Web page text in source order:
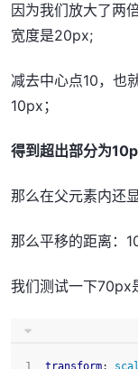
因为我们放大了两
宽度是20px;
减去中心点10，也
10px；
得到超出部分为
那么在父元素内还
那么平移的距离：
我们测试一下